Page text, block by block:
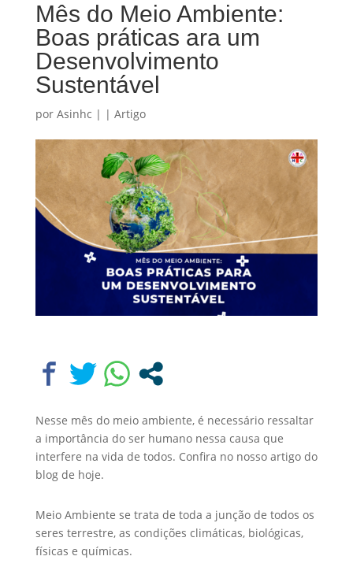
Mês do Meio Ambiente:
Boas práticas ara um
Desenvolvimento
Sustentável
por Asinhc | | Artigo
Nesse mês do meio ambiente, é necessário ressaltar
a importância do ser humano nessa causa que
interfere na vida de todos. Confira no nosso artigo do
blog de hoje.
Meio Ambiente se trata de toda a junção de todos os
seres terrestre, as condições climáticas, biológicas,
físicas e químicas.